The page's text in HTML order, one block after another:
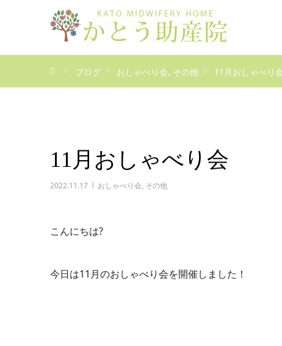
ブログ おしゃべり会 その他 11月おしゃべり
11月おしゃべり会
2022.11.17 おしゃべり会, その他
こんにちは?
今日は11月のおしゃべり会を開催しました！